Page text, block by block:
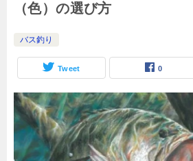
（色）の選び方
バス釣り
Tweet 0